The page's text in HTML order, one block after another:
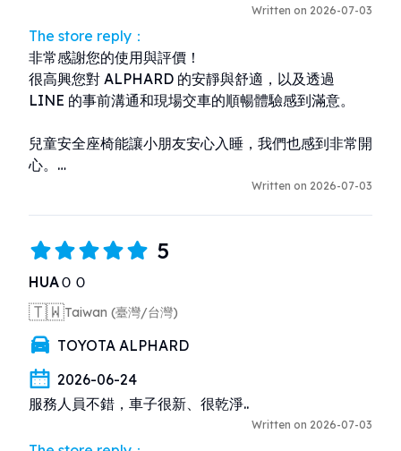
還車時送了帥哥小禮物，希望他喜歡！Written on 2026-07-03
The store reply：
非常感謝您的使用與評價！
很高興您對 ALPHARD 的安靜與舒適，以及透過
LINE 的事前溝通和現場交車的順暢體驗感到滿意。
兒童安全座椅能讓小朋友安心入睡，我們也感到非常開
心。
此外，非常感謝您的心意與小禮物，我們真的很感動。
期待您下次再來沖繩旅遊時再次光臨！
Written on 2026-07-03
5
HUAＯＯ
🇹🇼Taiwan (臺灣/台灣)
TOYOTA ALPHARD
2026-06-24
服務人員不錯，車子很新、很乾淨..
Written on 2026-07-03